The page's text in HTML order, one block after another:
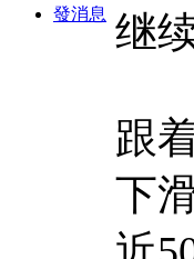
發消息 继
跟
下